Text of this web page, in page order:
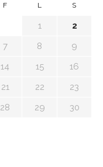
F L S
1
2
7 8
9
14 15
16
21 22
23
28 29
30